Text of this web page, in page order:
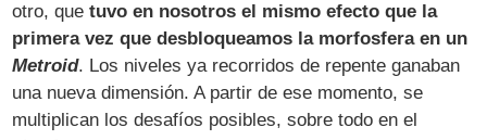
otro, quetuvo en nosotros el mismo efecto que la
primera vez que desbloqueamos la morfosfera en un
Metroid. Los niveles ya recorridos de repente ganaban
una nueva dimensión. A partir de ese momento, se
multiplican los desafíos posibles, sobre todo en el